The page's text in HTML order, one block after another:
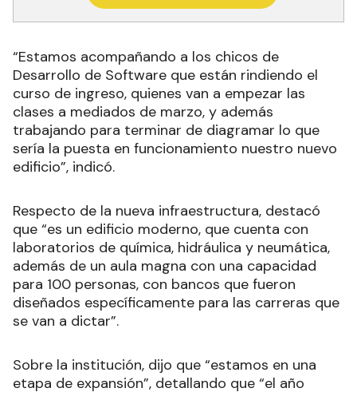
“Estamos acompañando a los chicos de
Desarrollo de Software que están rindiendo el
curso de ingreso, quienes van a empezar las
clases a mediados de marzo, y además
trabajando para terminar de diagramar lo que
sería la puesta en funcionamiento nuestro nuevo
edificio”, indicó.
Respecto de la nueva infraestructura, destacó
que “es un edificio moderno, que cuenta con
laboratorios de química, hidráulica y neumática,
además de un aula magna con una capacidad
para 100 personas, con bancos que fueron
diseñados específicamente para las carreras que
se van a dictar”.
Sobre la institución, dijo que “estamos en una
etapa de expansión”, detallando que “el año